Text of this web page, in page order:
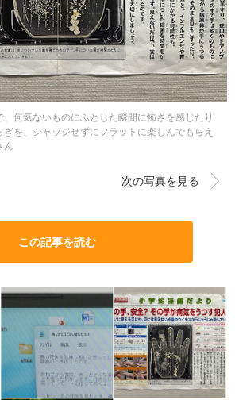
、何気ないものにふとした瞬間に怖さを感じたり
を、ジャッジせずにフラットに楽しんでもらえ
ん
次の写真を見る
この記事を読む